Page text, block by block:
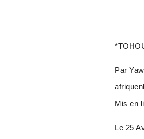
Par
Mis en
Le 25